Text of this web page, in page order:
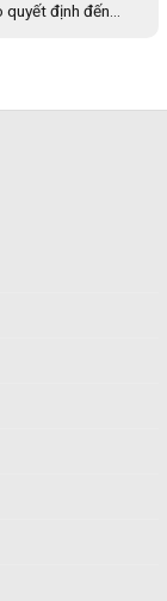
định đến...